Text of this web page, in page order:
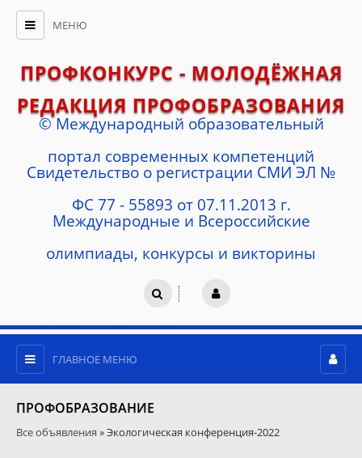
МЕНЮ
ПРОФКОНКУРС - МОЛОДЁЖНАЯ
РЕДАКЦИЯ ПРОФОБРАЗОВАНИЯ
© Международный образовательный
портал современных компетенций
Cвидетельство о регистрации СМИ ЭЛ №
ФС 77 - 55893 от 07.11.2013 г.
Международные и Всероссийские
олимпиады, конкурсы и викторины
ГЛАВНОЕ МЕНЮ
ПРОФОБРАЗОВАНИЕ
Все объявления » Экологическая конференция-2022